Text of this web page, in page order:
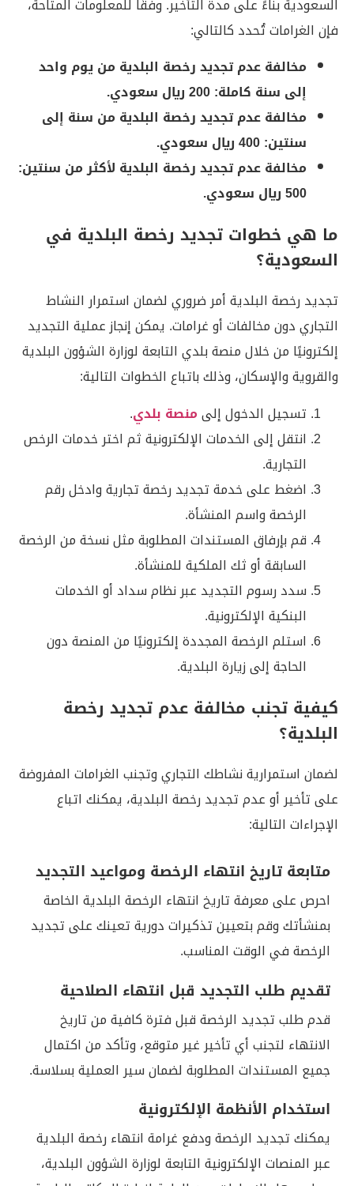
السعودية بناءً على مدة التأخير. وفقًا للمعلومات المتاحة،
فإن الغرامات تُحدد كالتالي:
مخالفة عدم تجديد رخصة البلدية من يوم واحد
إلى سنة كاملة: 200 ريال سعودي.
مخالفة عدم تجديد رخصة البلدية من سنة إلى
سنتين: 400 ريال سعودي.
مخالفة عدم تجديد رخصة البلدية لأكثر من سنتين:
500 ريال سعودي.
ما هي خطوات تجديد رخصة البلدية في
السعودية؟
تجديد رخصة البلدية أمر ضروري لضمان استمرار النشاط
التجاري دون مخالفات أو غرامات. يمكن إنجاز عملية التجديد
إلكترونيًا من خلال منصة بلدي التابعة لوزارة الشؤون البلدية
والقروية والإسكان، وذلك باتباع الخطوات التالية:
تسجيل الدخول إلىمنصة بلدي.
انتقل إلى الخدمات الإلكترونية ثم اختر خدمات الرخص
التجارية.
اضغط على خدمة تجديد رخصة تجارية وادخل رقم
الرخصة واسم المنشأة.
قم بإرفاق المستندات المطلوبة مثل نسخة من الرخصة
السابقة أو ثك الملكية للمنشأة.
سدد رسوم التجديد عبر نظام سداد أو الخدمات
البنكية الإلكترونية.
استلم الرخصة المجددة إلكترونيًا من المنصة دون
الحاجة إلى زيارة البلدية.
كيفية تجنب مخالفة عدم تجديد رخصة
البلدية؟
لضمان استمرارية نشاطك التجاري وتجنب الغرامات المفروضة
على تأخير أو عدم تجديد رخصة البلدية، يمكنك اتباع
الإجراءات التالية:
متابعة تاريخ انتهاء الرخصة ومواعيد التجديد
احرص على معرفة تاريخ انتهاء الرخصة البلدية الخاصة
بمنشأتك وقم بتعيين تذكيرات دورية تعينك على تجديد
الرخصة في الوقت المناسب.
تقديم طلب التجديد قبل انتهاء الصلاحية
قدم طلب تجديد الرخصة قبل فترة كافية من تاريخ
الانتهاء لتجنب أي تأخير غير متوقع، وتأكد من اكتمال
جميع المستندات المطلوبة لضمان سير العملية بسلاسة.
استخدام الأنظمة الإلكترونية
يمكنك تجديد الرخصة ودفع غرامة انتهاء رخصة البلدية
عبر المنصات الإلكترونية التابعة لوزارة الشؤون البلدية،